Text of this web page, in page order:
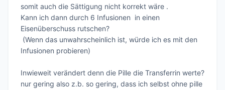
somit auch die Sättigung nicht korrekt wäre .
Kann ich dann durch 6 Infusionen  in einen
Eisenüberschuss rutschen?
Infusionen probieren)
Inwieweit verändert denn die Pille die Transferrin werte?
nur gering also z.b. so gering, dass ich selbst ohne pille